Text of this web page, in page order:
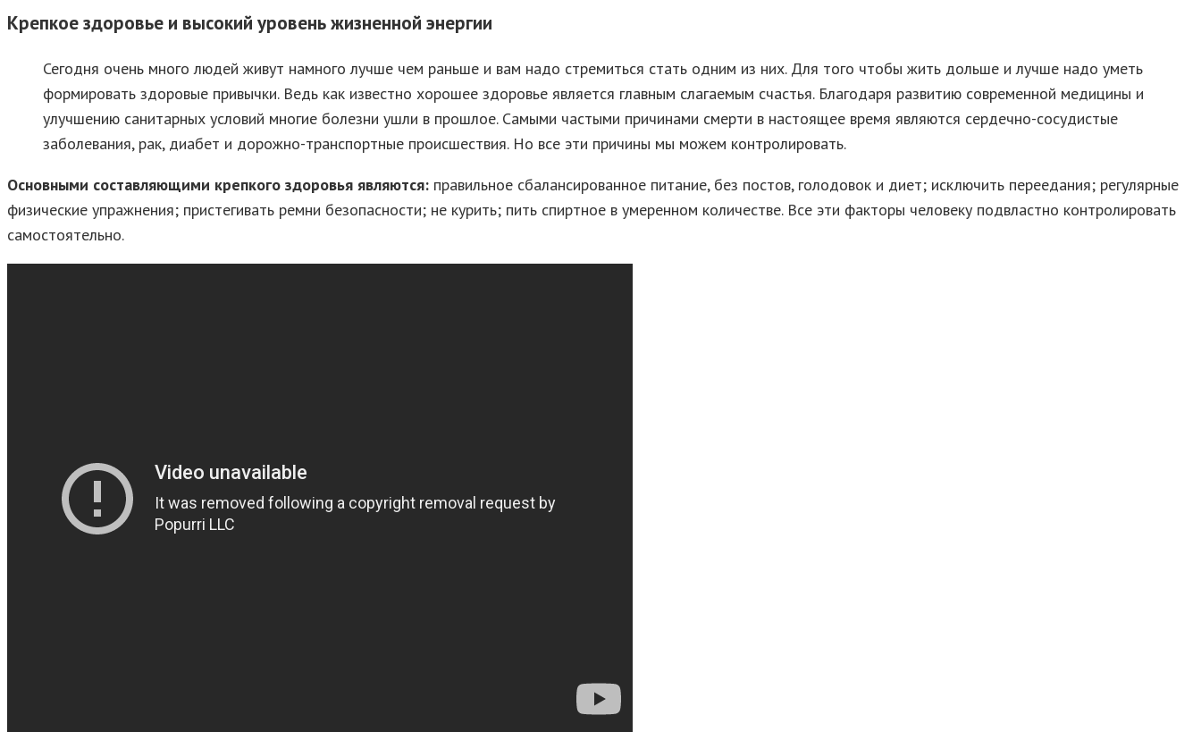
Крепкое здоровье и высокий уровень жизненной энергии
Сегодня очень много людей живут намного лучше чем раньше и вам надо стремиться стать одним из них. Для того чтобы жить дольше и лучше надо уметь
формировать здоровые привычки. Ведь как известно хорошее здоровье является главным слагаемым счастья. Благодаря развитию современной медицины и
улучшению санитарных условий многие болезни ушли в прошлое. Самыми частыми причинами смерти в настоящее время являются сердечно-сосудистые
заболевания, рак, диабет и дорожно-транспортные происшествия. Но все эти причины мы можем контролировать.
Основными составляющими крепкого здоровья являются: правильное сбалансированное питание, без постов, голодовок и диет; исключить переедания; регулярные
физические упражнения; пристегивать ремни безопасности; не курить; пить спиртное в умеренном количестве. Все эти факторы человеку подвластно контролировать
самостоятельно.